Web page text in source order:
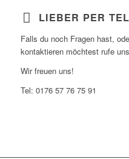
LIEBER PER
Falls du noch Fragen hast,
kontaktieren möchtest rufe
Wir freuen uns!
Tel: 0176 57 76 75 91